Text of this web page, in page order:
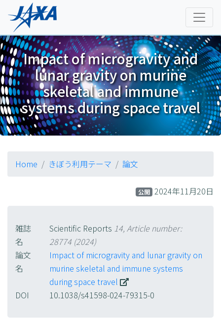
Impact of microgravity and
lunar gravity on murine
skeletal and immune
systems during space travel
Home きぼう利用テーマ 論文
公開 2024年11月20日
雑誌
名
Scientific Reports 14, Article number:
28774 (2024)
論文
名
Impact of microgravity and lunar gravity on
murine skeletal and immune systems
during space travel
DOI
10.1038/s41598-024-79315-0